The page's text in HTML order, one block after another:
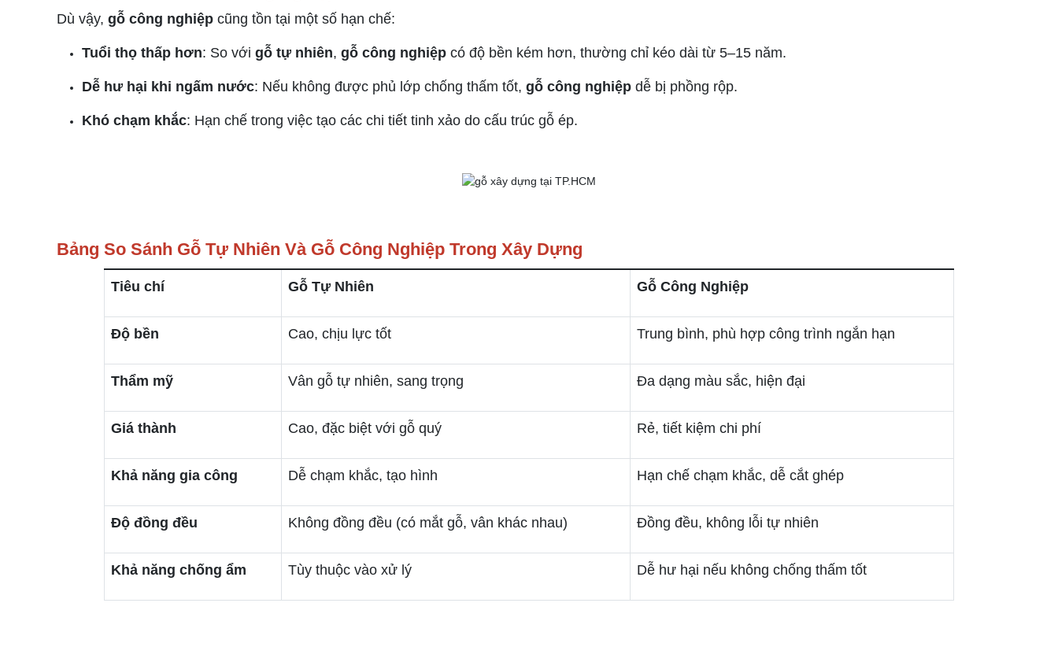
Dù vậy, gỗ công nghiệp cũng tồn tại một số hạn chế:
Tuổi thọ thấp hơn: So với gỗ tự nhiên, gỗ công nghiệp có độ bền kém hơn, thường chỉ kéo dài từ 5–15 năm.
Dễ hư hại khi ngấm nước: Nếu không được phủ lớp chống thấm tốt, gỗ công nghiệp dễ bị phồng rộp.
Khó chạm khắc: Hạn chế trong việc tạo các chi tiết tinh xảo do cấu trúc gỗ ép.
Bảng So Sánh Gỗ Tự Nhiên Và Gỗ Công Nghiệp Trong Xây Dựng
Tiêu chí Gỗ Tự Nhiên Gỗ Công Nghiệp
Độ bền Cao, chịu lực tốt Trung bình, phù hợp công trình ngắn hạn
Thẩm mỹ Vân gỗ tự nhiên, sang trọng Đa dạng màu sắc, hiện đại
Giá thành Cao, đặc biệt với gỗ quý Rẻ, tiết kiệm chi phí
Khả năng gia công Dễ chạm khắc, tạo hình Hạn chế chạm khắc, dễ cắt ghép
Độ đồng đều Không đồng đều (có mắt gỗ, vân khác nhau) Đồng đều, không lỗi tự nhiên
Khả năng chống ẩm Tùy thuộc vào xử lý Dễ hư hại nếu không chống thấm tốt